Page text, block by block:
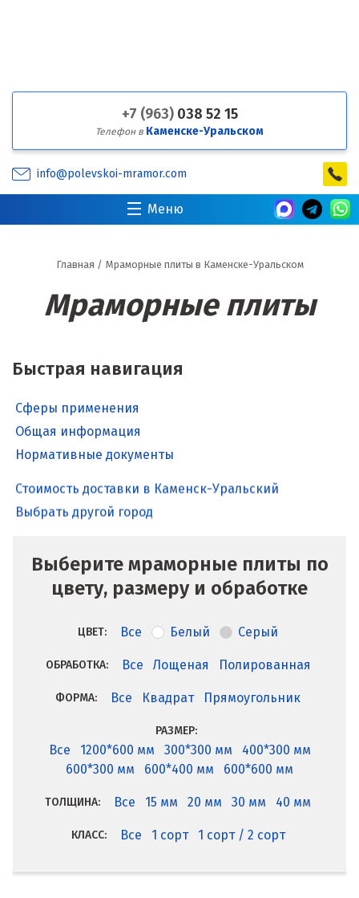
+7 (963) 038 52 15
Телефон в Каменске-Уральском
info@polevskoi-mramor.com
Меню
Главная / Мраморные плиты в Каменске-Уральском
Мраморные плиты
Быстрая навигация
Сферы применения
Общая информация
Нормативные документы
Выбрать другой город
Выберите мраморные плиты по
цвету, размеру и обработке
ЦВЕТ: Все Белый Серый
ОБРАБОТКА: Все Лощеная Полированная
ФОРМА: Все Квадрат Прямоугольник
РАЗМЕР:
Все 1200*600 мм 300*300 мм
400*300 мм
600*300 мм
600*400 мм 600*600 мм
ТОЛЩИНА: Все 15 мм 20 мм 30 мм 40 мм
КЛАСС: Все 1 сорт 1 сорт / 2 сорт